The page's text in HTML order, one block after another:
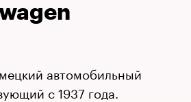
автомобильный
с 1937 года.